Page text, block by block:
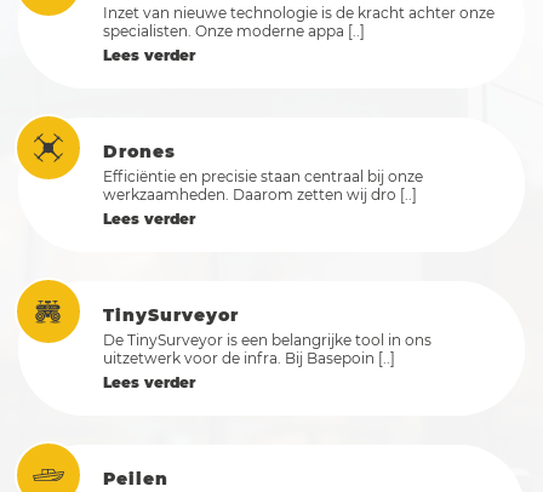
Inzet van nieuwe technologie is de kracht achter onze
specialisten. Onze moderne appa [..]
Lees verder
Drones
Efficiëntie en precisie staan centraal bij onze
werkzaamheden. Daarom zetten wij dro [..]
Lees verder
TinySurveyor
De TinySurveyor is een belangrijke tool in ons
uitzetwerk voor de infra. Bij Basepoin [..]
Lees verder
Peilen